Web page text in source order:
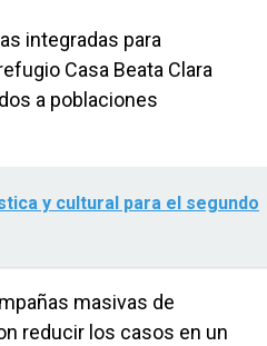
integradas para
Casa Beata Clara
a poblaciones
y cultural para el segundo
masivas de
reducir los casos en un